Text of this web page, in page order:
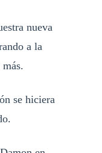
nueva
a la
se hiciera